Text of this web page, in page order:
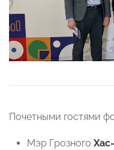
Почетными гостями
Мэр Грозного